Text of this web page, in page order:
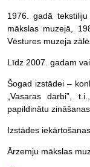
1976. gadā
mākslas muzejā,
Vēstures muzeja
Līdz 2007. gadam
Šogad izstādei –
„Vasaras darbi”,
papildinātu
Izstādes
Ārzemju mākslas